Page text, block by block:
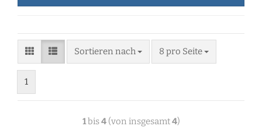
Sortieren nach 8 pro Seite
1
1bis4(von insgesamt4)